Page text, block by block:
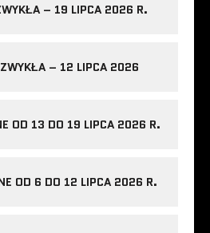
– 19 LIPCA 2026 R.
– 12 LIPCA 2026
OD 13 DO 19 LIPCA 2026 R.
OD 6 DO 12 LIPCA 2026 R.